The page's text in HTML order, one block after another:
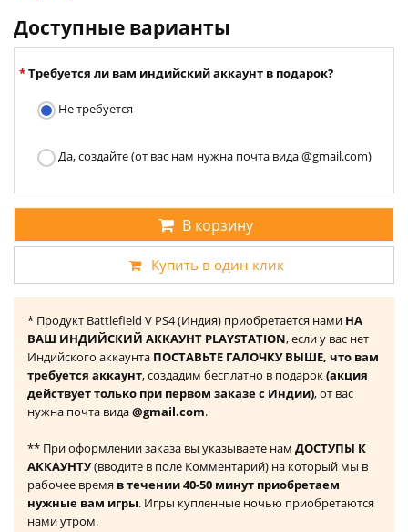
Доступные варианты
Требуется ли вам индийский аккаунт в подарок?
Не требуется
Да, создайте (от вас нам нужна почта вида @gmail.com)
В корзину
Купить в один клик
* Продукт Battlefield V PS4 (Индия) приобретается нами НА
ВАШ ИНДИЙСКИЙ АККАУНТ PLAYSTATION, если у вас нет
Индийского аккаунта ПОСТАВЬТЕ ГАЛОЧКУ ВЫШЕ, что вам
требуется аккаунт, создадим бесплатно в подарок(акция
действует только при первом заказе с Индии), от вас
нужна почта вида@gmail.com.
** При оформлении заказа вы указываете нам ДОСТУПЫ К
АККАУНТУ(вводите в поле Комментарий) на который мы в
рабочее время в течении 40-50 минут приобретаем
нужные вам игры. Игры купленные ночью приобретаются
нами утром.